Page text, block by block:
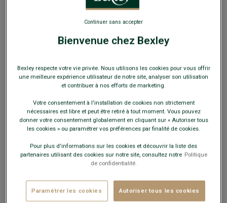
Sneakers cuir homme - Navy Patiné et Velours
Gris - NANGKITA
69,00 € FINS DE SÉRIE
Payez en plusieurs fois dès 199€ d'achat
COULEURS DISPONIBLES
Ce modèle chausse grand, choisir la pointure en-dessous
Bienvenue chez Bexley
Bexley respecte votre vie privée. Nous utilisons les cookies pour vous offrir
une meilleure expérience utilisateur de notre site, analyser son utilisation
et contribuer à nos efforts de marketing.
Votre consentement à l'installation de cookies non strictement
nécessaires est libre et peut être retiré à tout moment. Vous pouvez
donner votre consentement globalement en cliquant sur « Autoriser tous
les cookies » ou paramétrer vos préférences par finalité de cookies.
Pour plus d'informations sur les cookies et découvrir la liste des
partenaires utilisant des cookies sur notre site, consultez notre Politique
de confidentialité.
Paramétrer les cookies Autoriser tous les cookies
Continuer sans accepter